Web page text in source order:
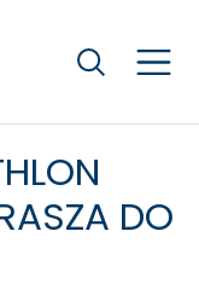
Szukaj
DO